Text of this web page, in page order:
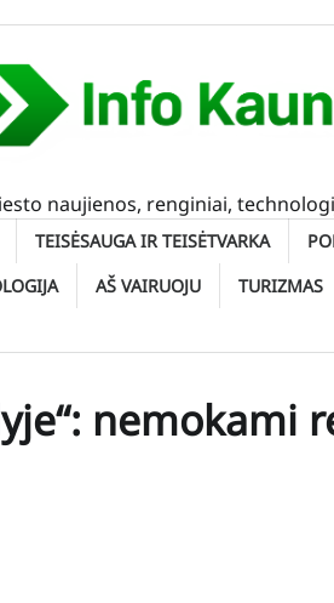
naujienos, renginiai,
TEISĖSAUGA IR TEISĖTVARKA
AŠ VAIRUOJU TURIZMAS
nemokami